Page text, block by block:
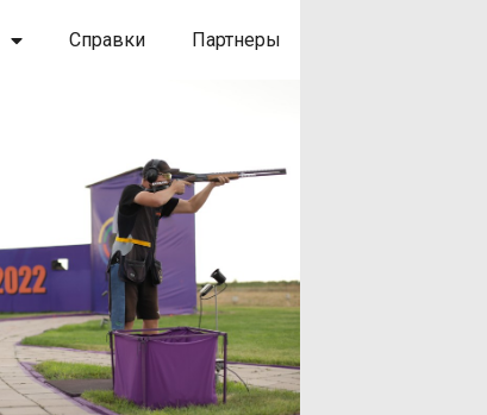
Справки Партнеры